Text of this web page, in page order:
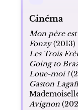
Cinéma
Mon père
Fonzy(2013)
Les Trois
Going to
Loue-moi !
Gaston
Avignon